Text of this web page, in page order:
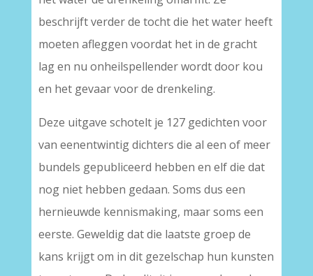
beschrijft verder de tocht die het water heeft
moeten afleggen voordat het in de gracht
lag en nu onheilspellender wordt door kou
en het gevaar voor de drenkeling.
Deze uitgave schotelt je 127 gedichten voor
van eenentwintig dichters die al een of meer
bundels gepubliceerd hebben en elf die dat
nog niet hebben gedaan. Soms dus een
hernieuwde kennismaking, maar soms een
eerste. Geweldig dat die laatste groep de
kans krijgt om in dit gezelschap hun kunsten